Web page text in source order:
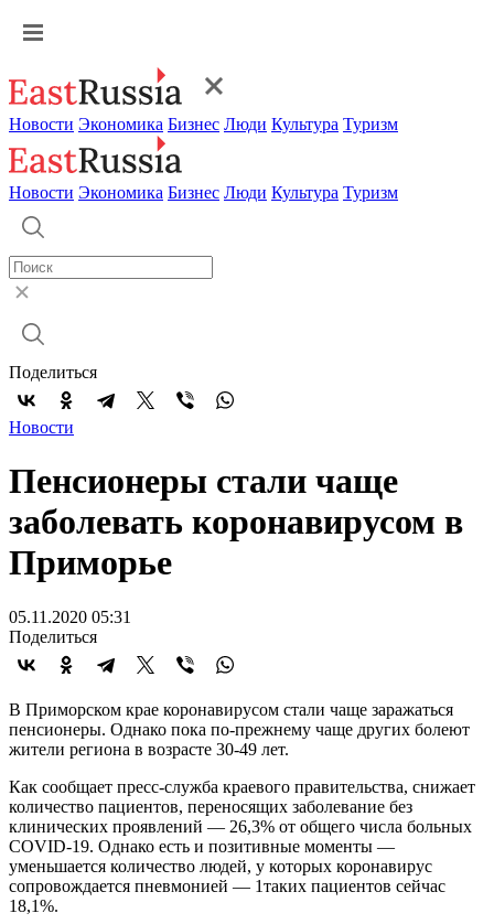
Новости Экономика Бизнес Люди Культура Туризм
Новости Экономика Бизнес Люди Культура Туризм
Поделиться
Новости
Пенсионеры стали чаще
заболевать коронавирусом в
Приморье
05.11.2020 05:31
Поделиться
В Приморском крае коронавирусом стали чаще заражаться
пенсионеры. Однако пока по-прежнему чаще других болеют
жители региона в возрасте 30-49 лет.
Как сообщает пресс-служба краевого правительства, снижает
количество пациентов, переносящих заболевание без
клинических проявлений — 26,3% от общего числа больных
COVID-19. Однако есть и позитивные моменты —
уменьшается количество людей, у которых коронавирус
сопровождается пневмонией — 1таких пациентов сейчас
18,1%.